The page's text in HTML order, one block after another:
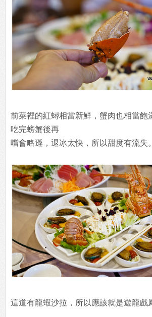
前菜裡的紅蟳相當新鮮，蟹肉也相當飽
吃完螃蟹後再
嚐會略遜，退冰太快，所以甜度有流失。
這道有龍蝦沙拉，所以應該就是遊龍戲